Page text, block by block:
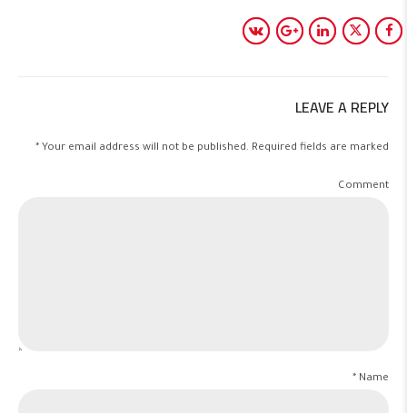
LEAVE A REPLY
Your email address will not be published. Required fields are marked *
Comment
Name *